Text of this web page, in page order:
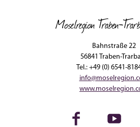
Moselregion Traben-
Bahnstraße 22
56841 Traben-
Tel.: +49 (0) 6541-
Facebook Youtube